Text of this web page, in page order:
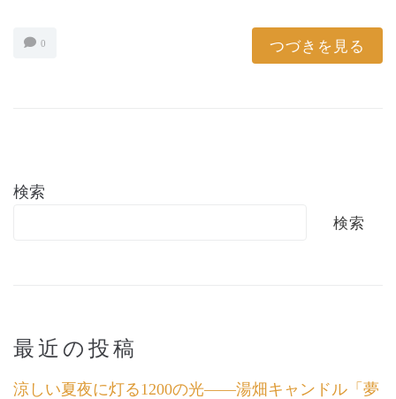
0 つづきを見る
検索
検索
最近の投稿
涼しい夏夜に灯る1200の光――湯畑キャンドル「夢